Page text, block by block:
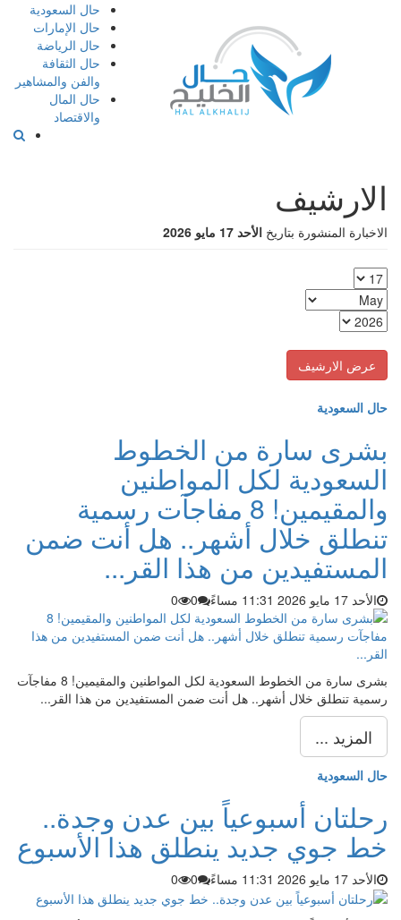
حال السعودية
حال الإمارات
حال الرياضة
حال الثقافة
والفن والمشاهير
حال المال
والاقتصاد
الارشيف
الاخبارة المنشورة بتاريخ الأحد 17 مايو 2026
حال السعودية
بشرى سارة من الخطوط
السعودية لكل المواطنين
والمقيمين! 8 مفاجآت رسمية
تنطلق خلال أشهر.. هل أنت ضمن
المستفيدين من هذا القر...
الأحد 17 مايو 2026 11:31 مساءً 0
0
بشرى سارة من الخطوط السعودية لكل المواطنين والمقيمين! 8 مفاجآت
رسمية تنطلق خلال أشهر.. هل أنت ضمن المستفيدين من هذا القر...
المزيد ...
حال السعودية
رحلتان أسبوعياً بين عدن وجدة..
خط جوي جديد ينطلق هذا الأسبوع
الأحد 17 مايو 2026 11:31 مساءً 0
0